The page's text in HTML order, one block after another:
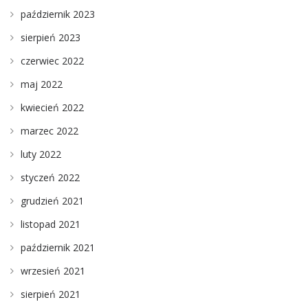
październik 2023
sierpień 2023
czerwiec 2022
maj 2022
kwiecień 2022
marzec 2022
luty 2022
styczeń 2022
grudzień 2021
listopad 2021
październik 2021
wrzesień 2021
sierpień 2021